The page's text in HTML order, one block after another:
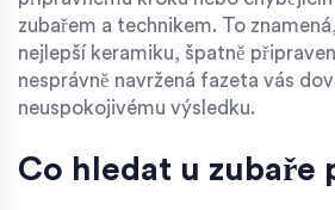
zubařem a technikem. To
nejlepší keramiku, špatně
nesprávně navržená fazeta vás
neuspokojivému výsledku.
Co hledat u zubaře